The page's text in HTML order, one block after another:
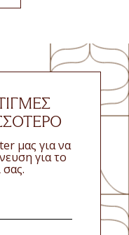
μας για να
για το
σας.